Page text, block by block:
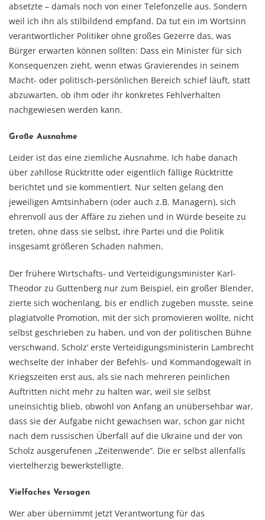
absetzte – damals noch von einer Telefonzelle aus. Sondern
weil ich ihn als stilbildend empfand. Da tut ein im Wortsinn
verantwortlicher Politiker ohne großes Gezerre das, was
Bürger erwarten können sollten: Dass ein Minister für sich
Konsequenzen zieht, wenn etwas Gravierendes in seinem
Macht- oder politisch-persönlichen Bereich schief läuft, statt
abzuwarten, ob ihm oder ihr konkretes Fehlverhalten
nachgewiesen werden kann.
Große Ausnahme
Leider ist das eine ziemliche Ausnahme. Ich habe danach
über zahllose Rücktritte oder eigentlich fällige Rücktritte
berichtet und sie kommentiert. Nur selten gelang den
jeweiligen Amtsinhabern (oder auch z.B. Managern), sich
ehrenvoll aus der Affäre zu ziehen und in Würde beseite zu
treten, ohne dass sie selbst, ihre Partei und die Politik
insgesamt größeren Schaden nahmen.
Der frühere Wirtschafts- und Verteidigungsminister Karl-
Theodor zu Guttenberg nur zum Beispiel, ein großer Blender,
zierte sich wochenlang, bis er endlich zugeben musste, seine
plagiatvolle Promotion, mit der sich promovieren wollte, nicht
selbst geschrieben zu haben, und von der politischen Bühne
verschwand. Scholz‘ erste Verteidigungsministerin Lambrecht
wechselte der Inhaber der Befehls- und Kommandogewalt in
Kriegszeiten erst aus, als sie nach mehreren peinlichen
Auftritten nicht mehr zu halten war, weil sie selbst
uneinsichtig blieb, obwohl von Anfang an unübersehbar war,
dass sie der Aufgabe nicht gewachsen war, schon gar nicht
nach dem russischen Überfall auf die Ukraine und der von
Scholz ausgerufenen „Zeitenwende“. Die er selbst allenfalls
viertelherzig bewerkstelligte.
Vielfaches Versagen
Wer aber übernimmt jetzt Verantwortung für das